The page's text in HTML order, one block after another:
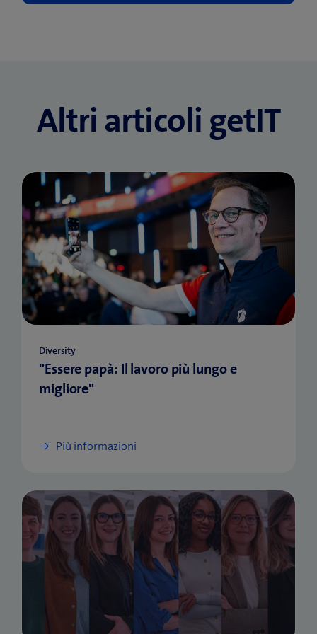
Altri articoli getIT
Diversity
"Essere papà: Il lavoro più lungo e
migliore"
Più informazioni